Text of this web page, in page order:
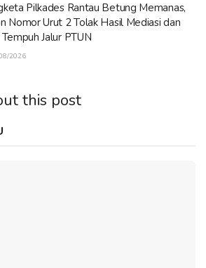
Pilkades Rantau Betung Memanas,
Nomor Urut 2 Tolak Hasil Mediasi dan
Jalur PTUN
2026
this post